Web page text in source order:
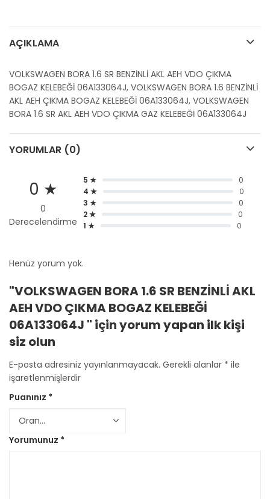
AÇIKLAMA
VOLKSWAGEN BORA 1.6 SR BENZİNLİ AKL AEH VDO ÇIKMA
BOGAZ KELEBEĞİ 06A133064J, VOLKSWAGEN BORA 1.6 BENZİNLİ
AKL AEH ÇIKMA BOGAZ KELEBEĞİ 06A133064J, VOLKSWAGEN
BORA 1.6 SR AKL AEH VDO ÇIKMA GAZ KELEBEĞİ 06A133064J
YORUMLAR (0)
0 ★
0
Derecelendirme
5 ★
0
4 ★
0
3 ★
0
2 ★
0
1 ★
0
Henüz yorum yok.
"VOLKSWAGEN BORA 1.6 SR BENZİNLİ AKL
AEH VDO ÇIKMA BOGAZ KELEBEĞİ
06A133064J " için yorum yapan ilk kişi
siz olun
E-posta adresiniz yayınlanmayacak. Gerekli alanlar * ile
işaretlenmişlerdir
Puanınız *
Yorumunuz *